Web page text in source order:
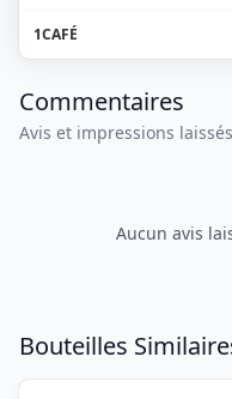
1CAFÉ
Commentaires
Avis et impressions
Aucun avis
Bouteilles